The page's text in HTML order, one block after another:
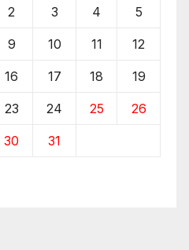
2 3 4 5
9 10 11 12
16 17 18 19
23 24 25 26
30 31